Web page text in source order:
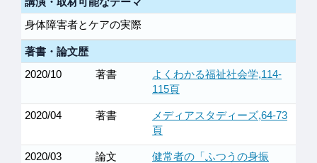
身体障害者とケアの実際
著書・論文歴
2020/10
著書
よくわかる福祉社会学,114-
115頁
2020/04 著書
メディアスタディーズ,64-73
頁
2020/03 論文
健常者の「ふつうの身振